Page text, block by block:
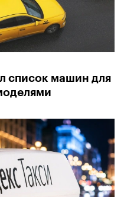
список машин для